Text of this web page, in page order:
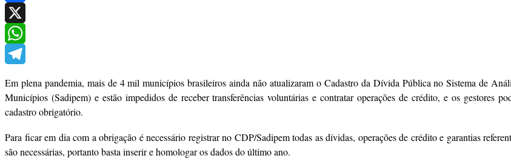
Facebook
X
WhatsApp
Em plena pandemia, mais de 4 mil municípios brasileiros ainda não atualizaram o Cadastro da Dívida Pública no Sistema de
Municípios (Sadipem) e estão impedidos de receber transferências voluntárias e contratar operações de crédito, e os gestores
cadastro obrigatório.
Para ficar em dia com a obrigação é necessário registrar no CDP/Sadipem todas as dívidas, operações de crédito e garantias
são necessárias, portanto basta inserir e homologar os dados do último ano.